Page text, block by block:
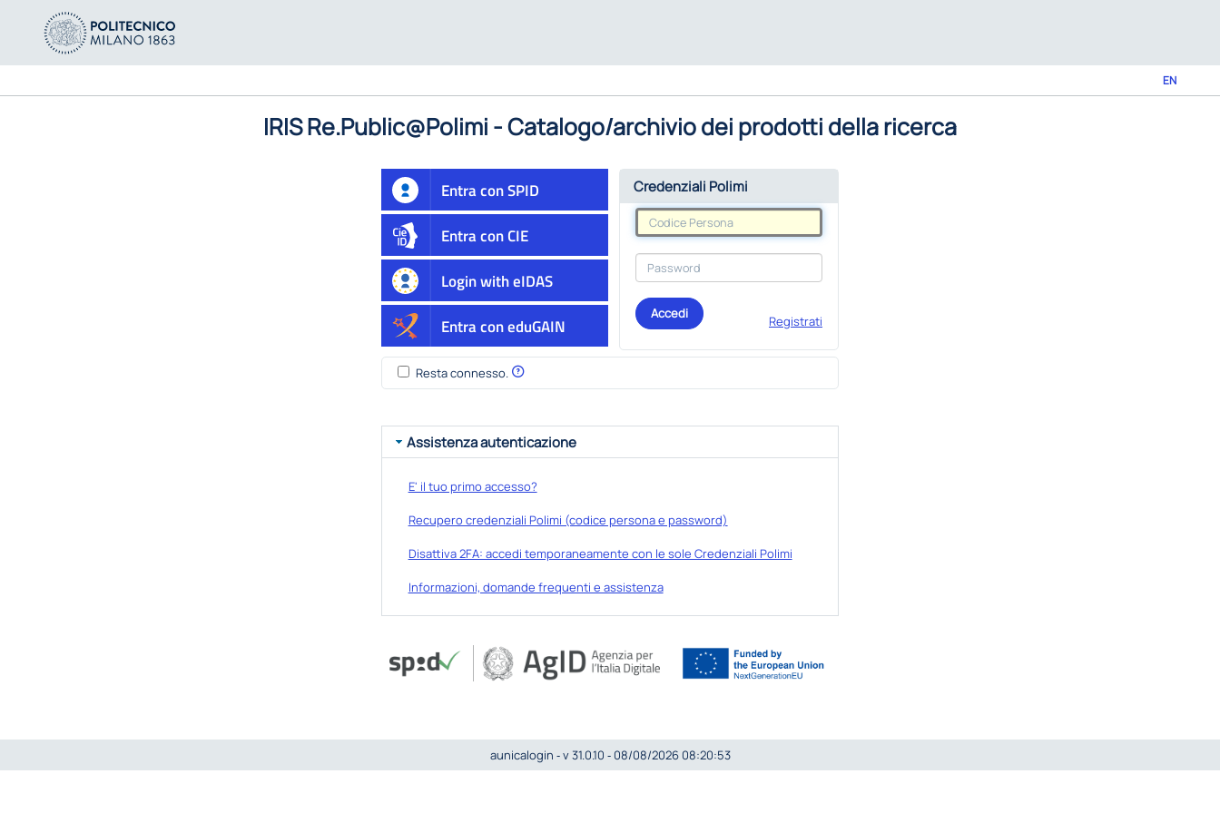
EN
IRIS Re.Public@Polimi - Catalogo/archivio dei prodotti della ricerca
Entra con SPID
Entra con CIE
Login with eIDAS
Entra con eduGAIN
Credenziali Polimi
Accedi
Registrati
Resta connesso.
Assistenza autenticazione
E' il tuo primo accesso?
Recupero credenziali Polimi (codice persona e password)
Disattiva 2FA: accedi temporaneamente con le sole Credenziali Polimi
Informazioni, domande frequenti e assistenza
aunicalogin ‐ v 31.0.10 ‐ 08/08/2026 08:20:53